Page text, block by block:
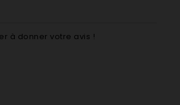
G6424/2 G6424 G6424C1
G6425C2 G6425C M6060/1
à donner votre avis !